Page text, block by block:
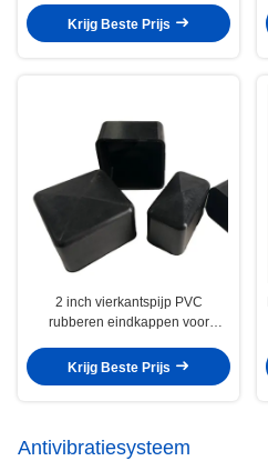
Krijg Beste Prijs
2 inch vierkantspijp PVC
rubberen eindkappen voor
strutkanaal
Krijg Beste Prijs
Antivibratiesysteem